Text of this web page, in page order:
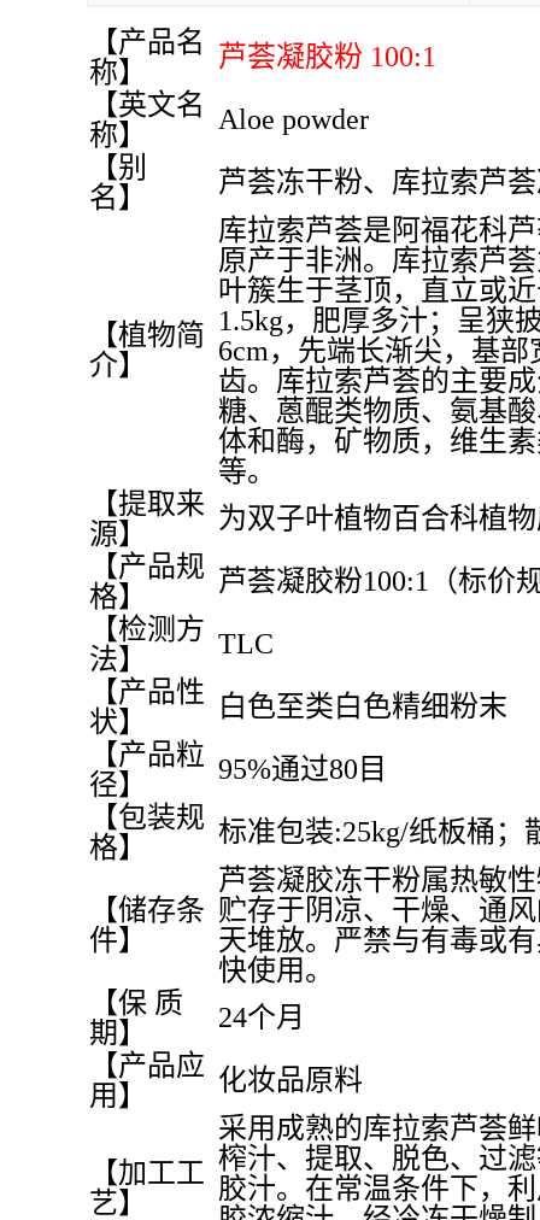
【产品名
称】
芦荟凝胶粉 100:1
【英文名
称】
Aloe powder
【别
名】
芦荟冻干粉、库拉索芦
【植物简
介】
库拉索芦荟是阿福花科
原产于非洲。库拉索芦
叶簇生于茎顶，直立或
1.5kg，肥厚多汁；呈狭
6cm，先端长渐尖，基
齿。库拉索芦荟的主要
糖、蒽醌类物质、氨基
体和酶，矿物质，维生
等。
【提取来
源】
为双子叶植物百合科植
【产品规
格】
芦荟凝胶粉100:1（标价
【检测方
法】
TLC
【产品性
状】
白色至类白色精细粉末
【产品粒
径】
95%通过80目
【包装规
格】
标准包装:25kg/纸板桶；
【储存条
件】
芦荟凝胶冻干粉属热敏
贮存于阴凉、干燥、通
天堆放。严禁与有毒或
快使用。
【保 质
期】
24个月
【产品应
用】
化妆品原料
【加工工
艺】
采用成熟的库拉索芦荟
榨汁、提取、脱色、过
胶汁。在常温条件下，